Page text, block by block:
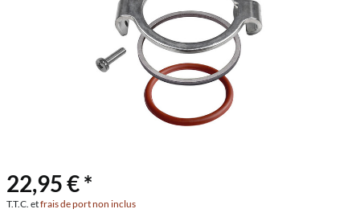
22,95 € *
T.T.C. etfrais de port non inclus